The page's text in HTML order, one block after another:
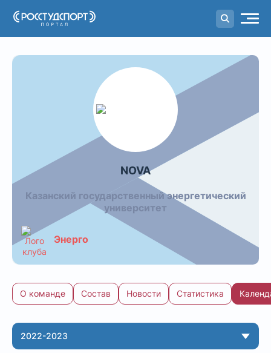
Порталстуденческого спорта
NOVA
Казанский государственный энергетический
университет
Энерго
О команде Состав Новости Статистика
Календарь команды: NOVA
Команда: календарь
2022-2023